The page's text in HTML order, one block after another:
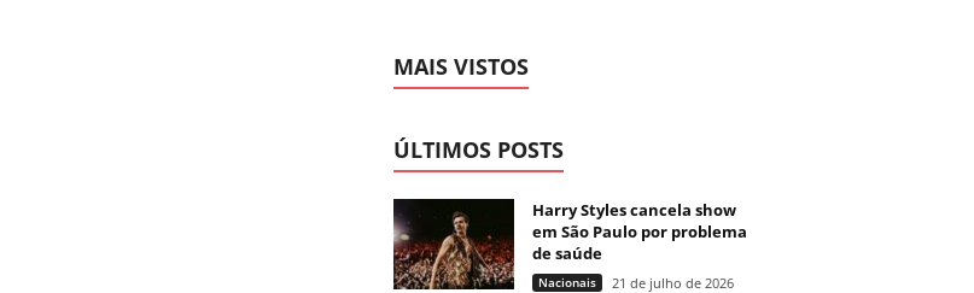
MAIS VISTOS
ÚLTIMOS POSTS
Harry Styles cancela show
em São Paulo por problema
de saúde
Nacionais 21 de julho de 2026